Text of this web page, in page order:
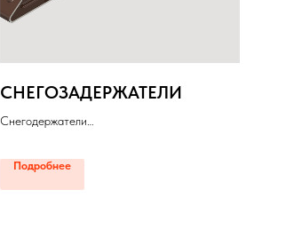
СНЕГОЗАДЕРЖАТЕЛИ
Снегодержатели
Подробнее